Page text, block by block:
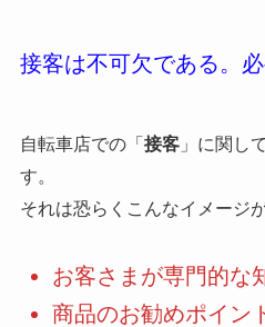
接客は不可欠である。必
自転車店での「接客」に関し
す。
それは恐らくこんなイメージ
お客さまが専門的な
商品のお勧めポイン